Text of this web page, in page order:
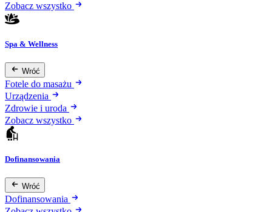
Zobacz wszystko
Spa & Wellness
Wróć
Fotele do masażu
Urządzenia
Zdrowie i uroda
Zobacz wszystko
Dofinansowania
Wróć
Dofinansowania